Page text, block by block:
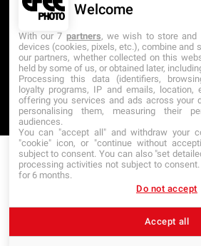
Welcome
With our 7 partners, we wish to store and
devices (cookies, pixels, etc.), combine and
our partners, whether collected on this
held by some of us, or obtained later,
Processing this data (identifiers,
loyalty programs, IP and emails, location,
offering you services and ads across your
personalising them, measuring their
audiences.
You can "accept all" and withdraw your
"cookie" icon, or "continue without
subject to consent. You can also "set
processing activities not subject to
for 6 months.
Do not accept
Accept all